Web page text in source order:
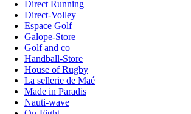
Direct Running
Direct-Volley
Espace Golf
Galope-Store
Golf and co
Handball-Store
House of Rugby
La sellerie de Maé
Made in Paradis
Nauti-wave